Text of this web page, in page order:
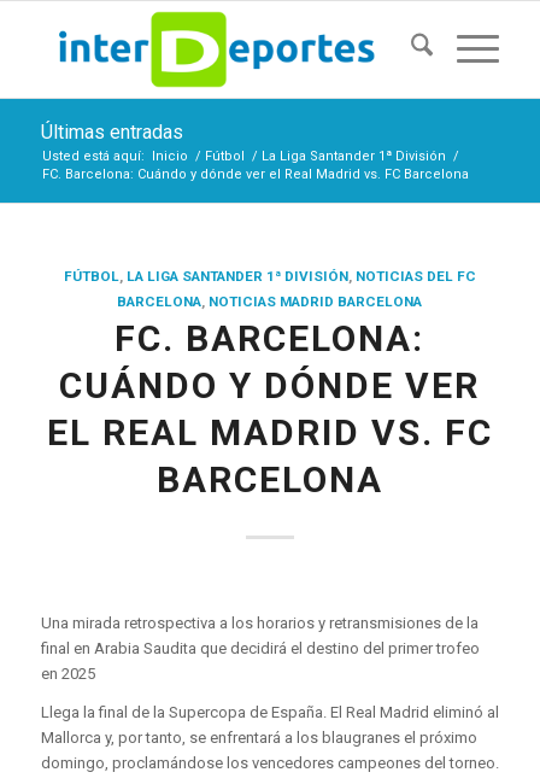
Últimas entradas
Usted está aquí: Inicio / Fútbol / La Liga Santander 1ª División /
FC. Barcelona: Cuándo y dónde ver el Real Madrid vs. FC Barcelona
FÚTBOL, LA LIGA SANTANDER 1ª DIVISIÓN, NOTICIAS DEL FC
BARCELONA, NOTICIAS MADRID BARCELONA
FC. BARCELONA:
CUÁNDO Y DÓNDE VER
EL REAL MADRID VS. FC
BARCELONA
Una mirada retrospectiva a los horarios y retransmisiones de la
final en Arabia Saudita que decidirá el destino del primer trofeo
en 2025
Llega la final de la Supercopa de España. El Real Madrid eliminó al
Mallorca y, por tanto, se enfrentará a los blaugranes el próximo
domingo, proclamándose los vencedores campeones del torneo.